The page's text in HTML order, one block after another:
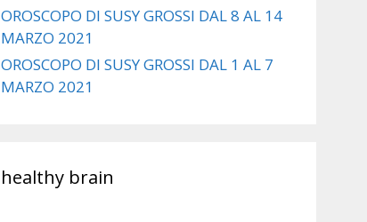
OROSCOPO DI SUSY GROSSI DAL 8 AL 14
MARZO 2021
OROSCOPO DI SUSY GROSSI DAL 1 AL 7
MARZO 2021
healthy brain